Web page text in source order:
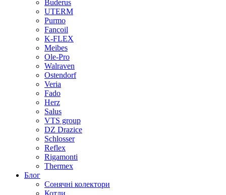
Buderus
UTERM
Purmo
Fancoil
K-FLEX
Meibes
Ole-Pro
Walraven
Ostendorf
Veria
Fado
Herz
Salus
VTS group
DZ Drazice
Schlosser
Reflex
Rigamonti
Thermex
Блог
Сонячні колектори
Котли